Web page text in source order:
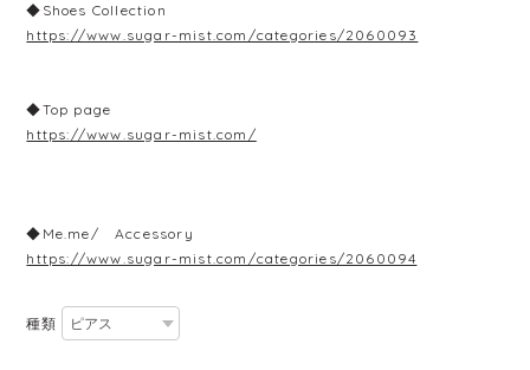
◆Shoes Collection
https://www.sugar-mist.com/categories/2060093
◆Top page
https://www.sugar-mist.com/
◆Me.me/ Accessory
https://www.sugar-mist.com/categories/2060094
種類